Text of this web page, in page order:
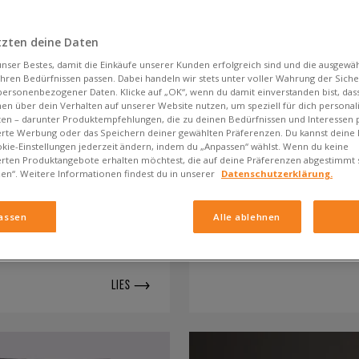
sollte man
auf sämtlichen Social-
übersehen. Sie vereinen
LIES
26.06.2026
adidas – die
Es gibt heute nur wenige
charakteristisches Logo
werden.…
deine Daten
Bestes, damit die Einkäufe unserer Kunden erfolgreich sind und die
Bedürfnissen passen. Dabei handeln wir stets unter voller Wahrung der
Daten. Klicke auf „OK“, wenn du damit einverstanden bist,
über dein Verhalten auf unserer Website nutzen, um speziell für dich
– darunter Produktempfehlungen, die zu deinen Bedürfnissen und Interessen
Werbung oder das Speichern deiner gewählten Präferenzen. Du kannst deine
Einstellungen jederzeit ändern, indem du „Anpassen“ wählst. Wenn du keine
Produktangebote erhalten möchtest, die auf deine Präferenzen abgestimmt
Weitere Informationen findest du in unserer Datenschutzerklärung.
Alle ablehnen